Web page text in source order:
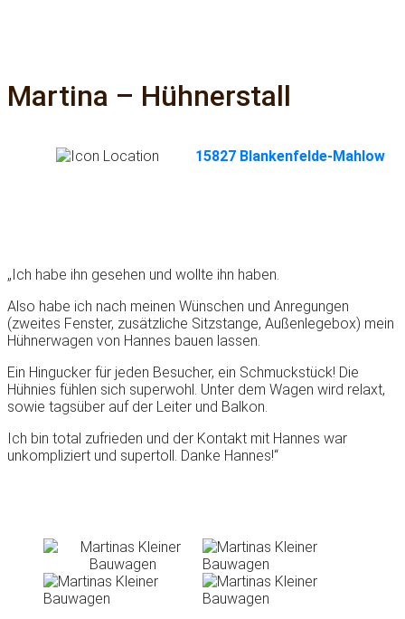
Martina – Hühnerstall
15827 Blankenfelde-Mahlow
„Ich habe ihn gesehen und wollte ihn haben.
Also habe ich nach meinen Wünschen und Anregungen
(zweites Fenster, zusätzliche Sitzstange, Außenlegebox) mein
Hühnerwagen von Hannes bauen lassen.
Ein Hingucker für jeden Besucher, ein Schmuckstück! Die
Hühnies fühlen sich superwohl. Unter dem Wagen wird relaxt,
sowie tagsüber auf der Leiter und Balkon.
Ich bin total zufrieden und der Kontakt mit Hannes war
unkompliziert und supertoll. Danke Hannes!“